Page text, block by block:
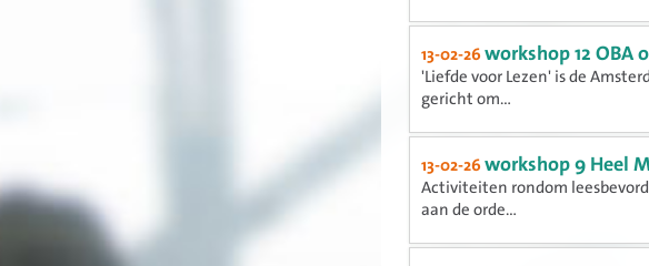
13-02-26workshop 12 OBA
'Liefde voor Lezen' is de
gericht om...
13-02-26workshop 9 Heel
Activiteiten rondom
aan de orde...